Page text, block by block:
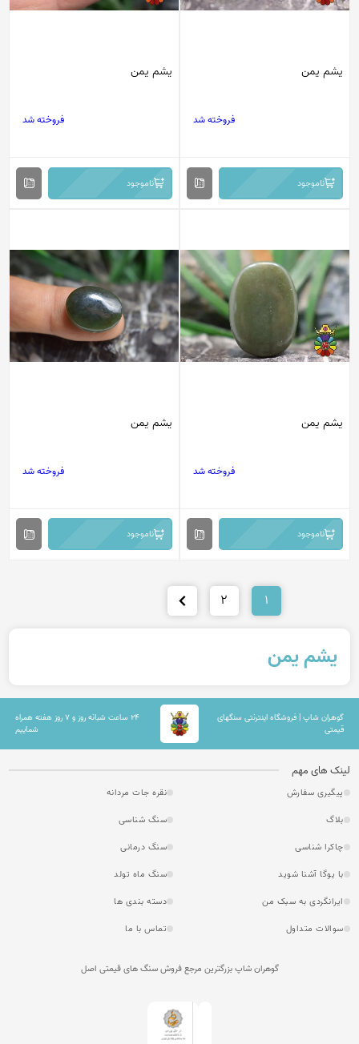
یشم یمن
فروخته شد
ناموجود
یشم یمن
فروخته شد
ناموجود
یشم یمن
فروخته شد
ناموجود
یشم یمن
فروخته شد
ناموجود
1
2
یشم یمن
گوهران شاپ | فروشگاه اینترنتی سنگهای
قیمتی
۲۴ ساعت شبانه روز و ۷ روز هفته همراه
شماییم
لینک های مهم
پیگیری سفارش
نقره جات مردانه
بلاگ
سنگ شناسی
چاکرا شناسی
سنگ درمانی
با یوگا آشنا شوید
سنگ ماه تولد
ایرانگردی به سبک من
دسته بندی ها
سوالات متداول
تماس با ما
گوهران شاپ بزرگترین مرجع فروش سنگ های قیمتی اصل